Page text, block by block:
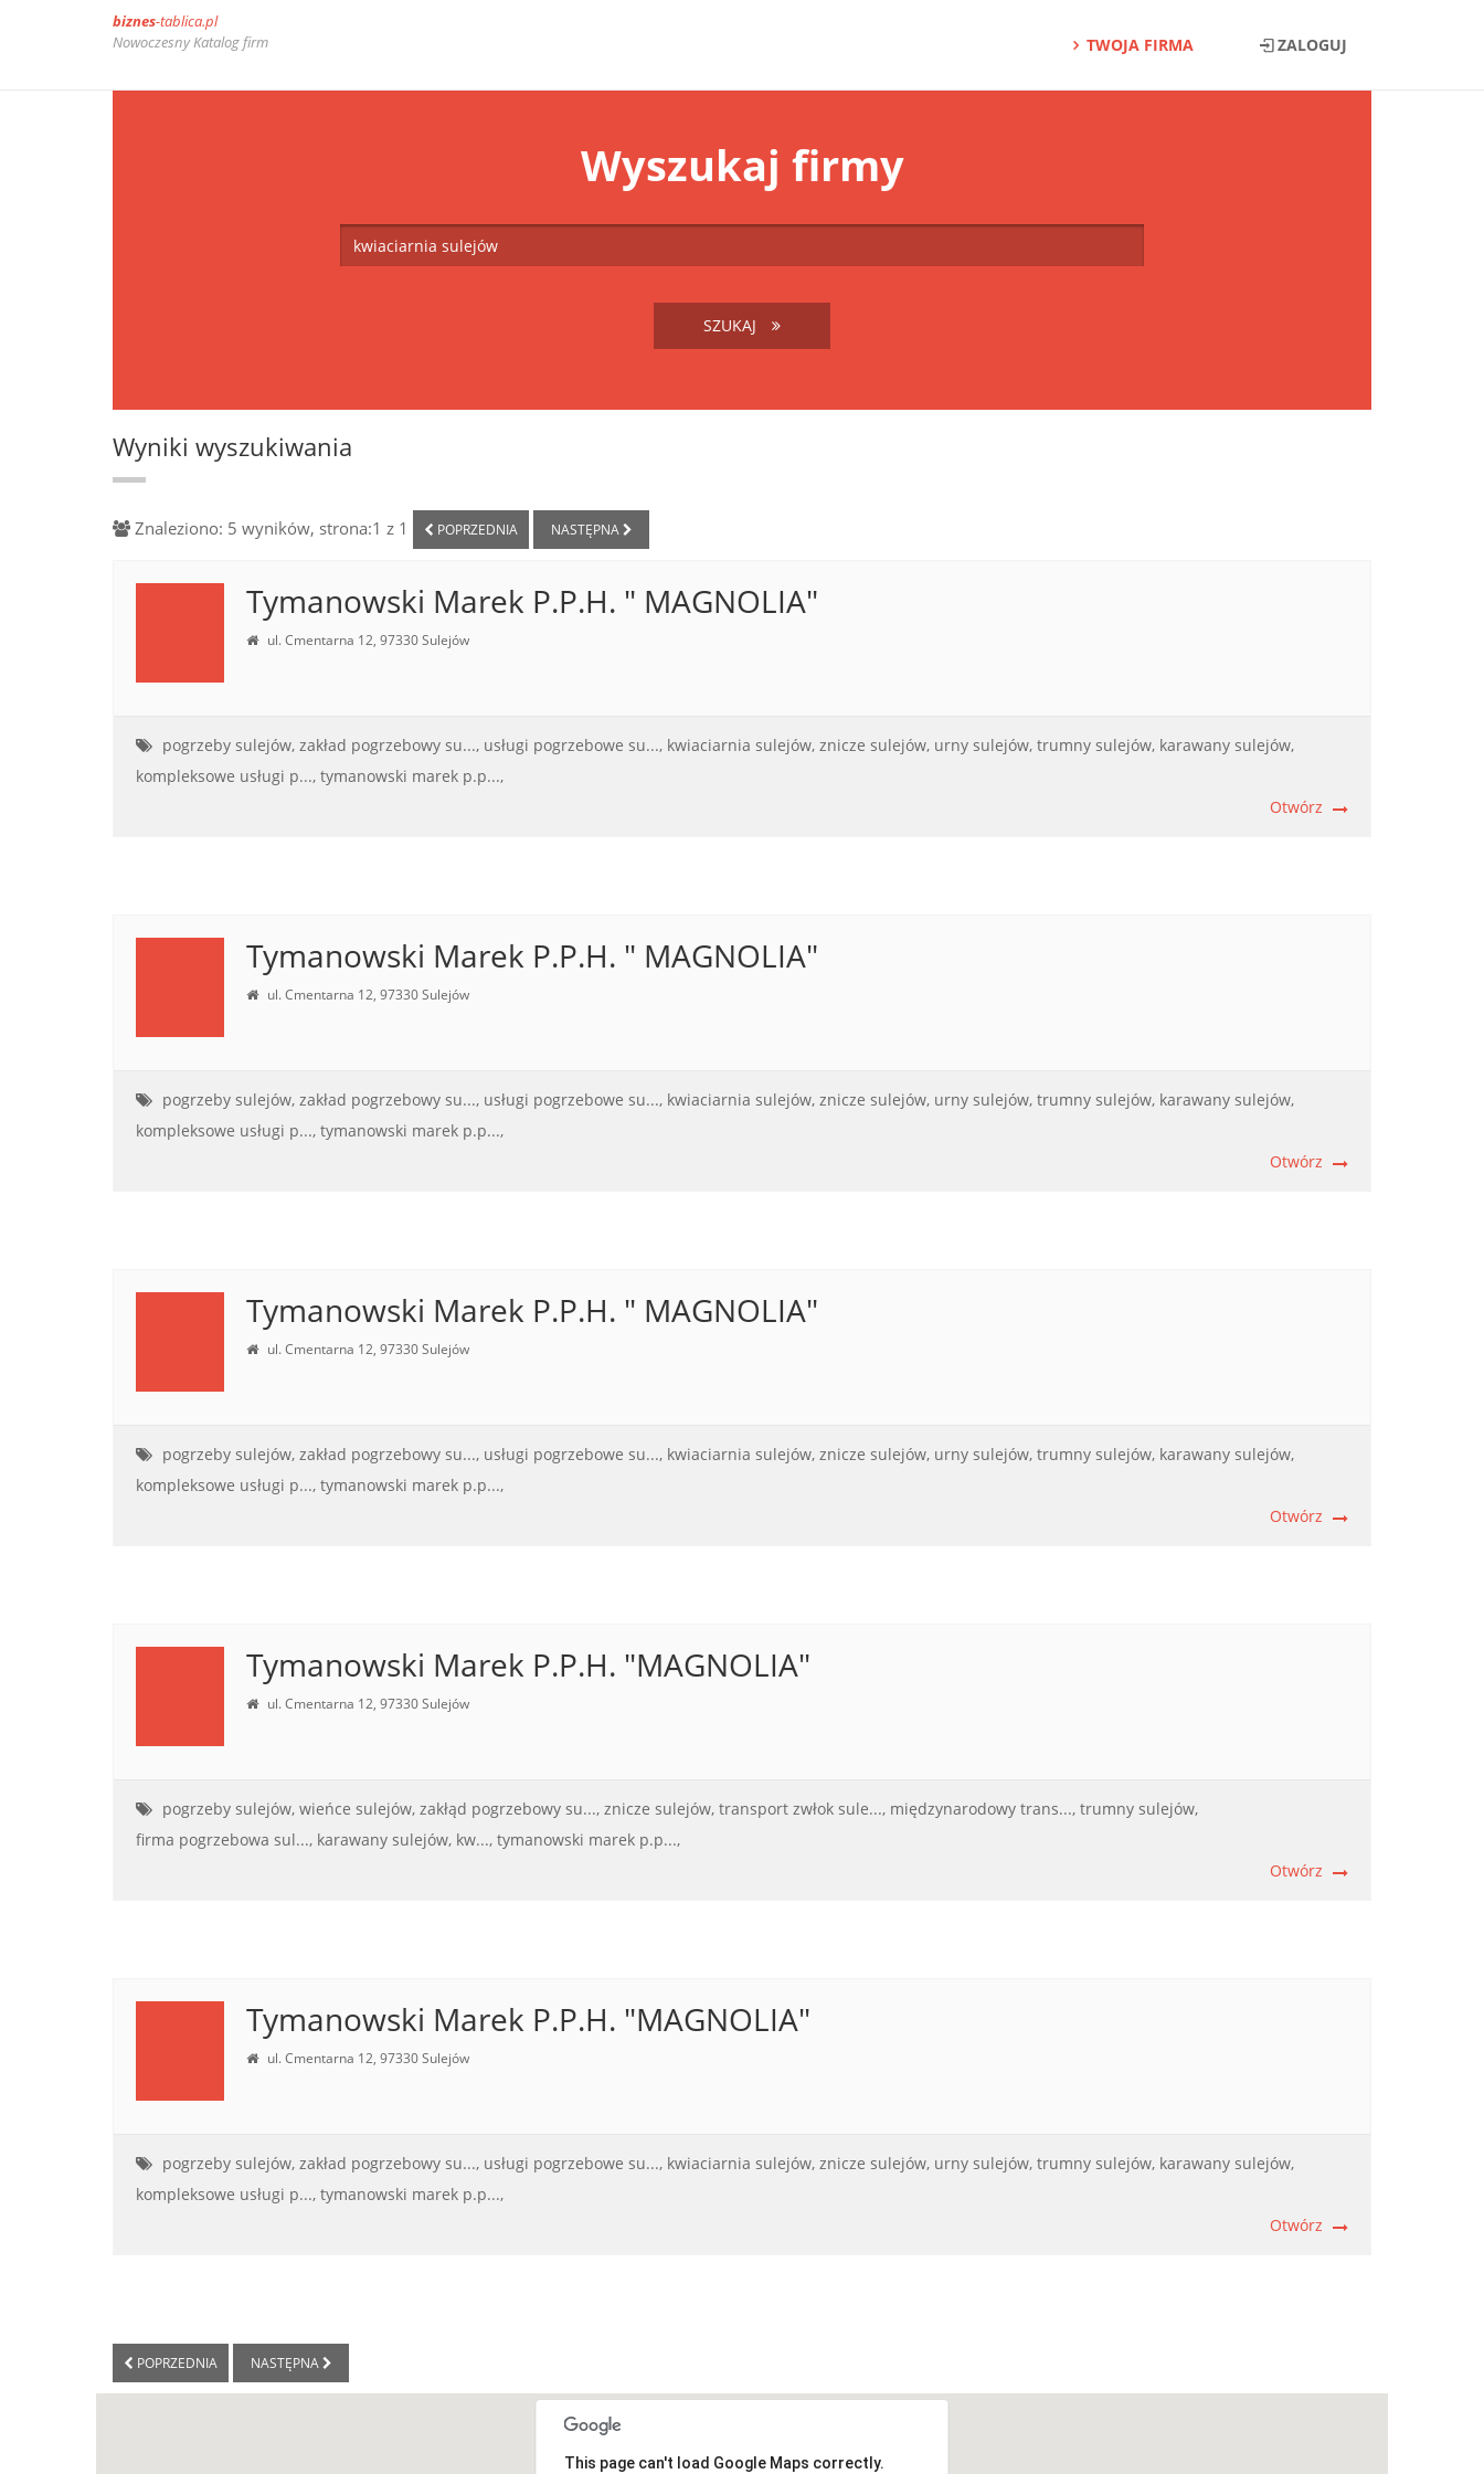
biznes-tablica.pl
Nowoczesny Katalog firm
TWOJA FIRMA ZALOGUJ
Wyszukaj firmy
SZUKAJ
Wyniki wyszukiwania
Znaleziono: 5 wyników, strona:1 z 1 POPRZEDNIA NASTĘPNA
Tymanowski Marek P.P.H. " MAGNOLIA"
ul. Cmentarna 12, 97330 Sulejów
pogrzeby sulejów, zakład pogrzebowy su..., usługi pogrzebowe su..., kwiaciarnia sulejów, znicze sulejów, urny sulejów, trumny sulejów, karawany sulejów,
kompleksowe usługi p..., tymanowski marek p.p...,
Otwórz
Tymanowski Marek P.P.H. " MAGNOLIA"
ul. Cmentarna 12, 97330 Sulejów
pogrzeby sulejów, zakład pogrzebowy su..., usługi pogrzebowe su..., kwiaciarnia sulejów, znicze sulejów, urny sulejów, trumny sulejów, karawany sulejów,
kompleksowe usługi p..., tymanowski marek p.p...,
Otwórz
Tymanowski Marek P.P.H. " MAGNOLIA"
ul. Cmentarna 12, 97330 Sulejów
pogrzeby sulejów, zakład pogrzebowy su..., usługi pogrzebowe su..., kwiaciarnia sulejów, znicze sulejów, urny sulejów, trumny sulejów, karawany sulejów,
kompleksowe usługi p..., tymanowski marek p.p...,
Otwórz
Tymanowski Marek P.P.H. "MAGNOLIA"
ul. Cmentarna 12, 97330 Sulejów
pogrzeby sulejów, wieńce sulejów, zakłąd pogrzebowy su..., znicze sulejów, transport zwłok sule..., międzynarodowy trans..., trumny sulejów,
firma pogrzebowa sul..., karawany sulejów, kw..., tymanowski marek p.p...,
Otwórz
Tymanowski Marek P.P.H. "MAGNOLIA"
ul. Cmentarna 12, 97330 Sulejów
pogrzeby sulejów, zakład pogrzebowy su..., usługi pogrzebowe su..., kwiaciarnia sulejów, znicze sulejów, urny sulejów, trumny sulejów, karawany sulejów,
kompleksowe usługi p..., tymanowski marek p.p...,
Otwórz
POPRZEDNIA NASTĘPNA
This page can't load Google Maps correctly.